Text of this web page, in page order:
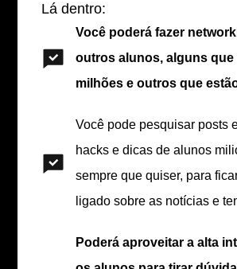
Lá dentro:
Você poderá fazer
outros alunos, alguns que
milhões e outros que
Você pode pesquisar posts
hacks e dicas de alunos
sempre que quiser, para
ligado sobre as notícias e
Poderá aproveitar a alta